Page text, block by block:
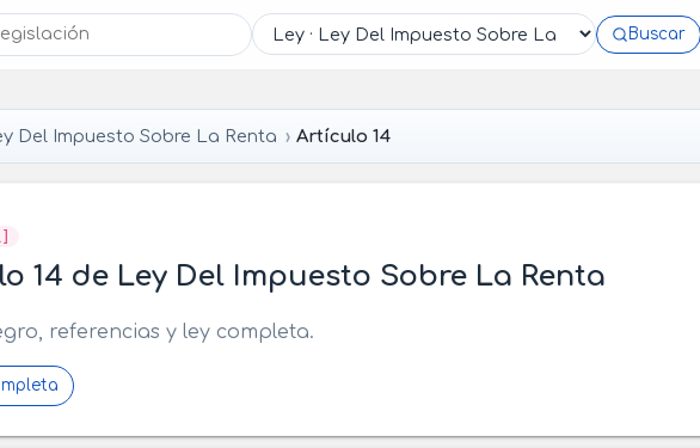
Buscar
Del Impuesto Sobre La Renta Artículo 14
14 de Ley Del Impuesto Sobre La Renta
referencias y ley completa.